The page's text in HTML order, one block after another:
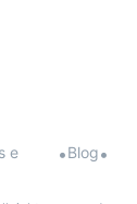
e
•Blog•